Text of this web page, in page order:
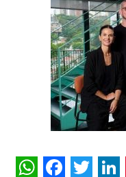
projeto”, declara Guil